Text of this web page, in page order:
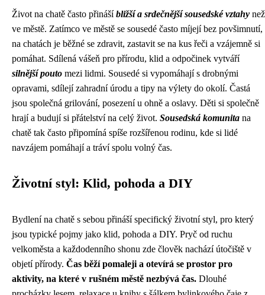
Život na chatě často přinášíbližší a srdečnější sousedské vztahy než
ve městě. Zatímco ve městě se sousedé často míjejí bez povšimnutí,
na chatách je běžné se zdravit, zastavit se na kus řeči a vzájemně si
pomáhat. Sdílená vášeň pro přírodu, klid a odpočinek vytváří
silnější pouto mezi lidmi. Sousedé si vypomáhají s drobnými
opravami, sdílejí zahradní úrodu a tipy na výlety do okolí. Častá
jsou společná grilování, posezení u ohně a oslavy. Děti si společně
hrají a budují si přátelství na celý život. Sousedská komunita na
chatě tak často připomíná spíše rozšířenou rodinu, kde si lidé
navzájem pomáhají a tráví spolu volný čas.
Životní styl: Klid, pohoda a DIY
Bydlení na chatě s sebou přináší specifický životní styl, pro který
jsou typické pojmy jako klid, pohoda a DIY. Pryč od ruchu
velkoměsta a každodenního shonu zde člověk nachází útočiště v
objetí přírody. Čas běží pomaleji a otevírá se prostor pro
aktivity, na které v rušném městě nezbývá čas. Dlouhé